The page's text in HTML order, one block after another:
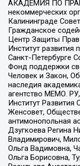
АКАДЕМИЯ ПО
некоммерческих
Калининграде
Гражданское
Центр Защиты
Институт развития
Санкт-Петербурге
Фонд поддержки
Человек и Закон,
наследия
агентство МЕМО.
Институт
Женсовет,
антимонопольная
Дзугкоева Регина
Владимирович,
Ольга Вадимовна,
Ольга Борисовна,